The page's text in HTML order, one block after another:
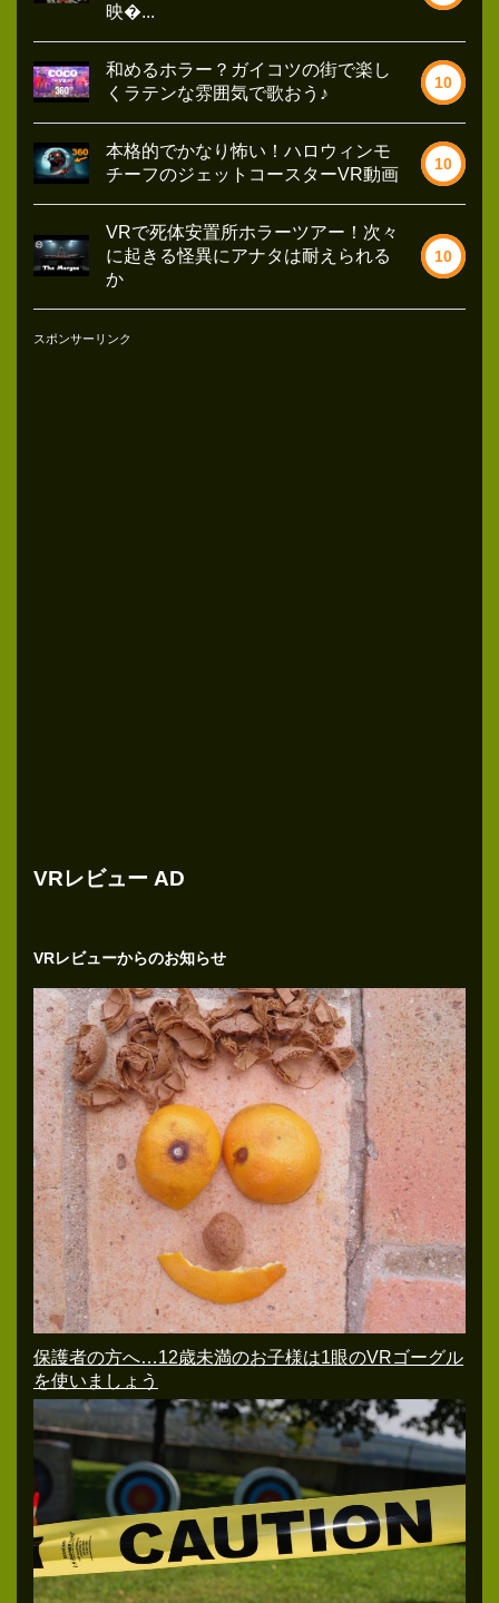
映�...
和めるホラー？ガイコツの街で楽し
くラテンな雰囲気で歌おう♪
10
本格的でかなり怖い！ハロウィンモ
チーフのジェットコースターVR動画
10
VRで死体安置所ホラーツアー！次々
に起きる怪異にアナタは耐えられる
か
10
スポンサーリンク
VRレビュー AD
VRレビューからのお知らせ
保護者の方へ…12歳未満のお子様は1眼のVRゴーグル
を使いましょう